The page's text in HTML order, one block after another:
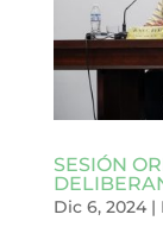
SESIÓN
Dic 6, 2024|